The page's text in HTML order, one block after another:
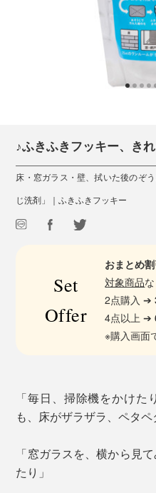
♪ふきふきフッキー、き
床・窓ガラス・壁、拭いた後のぞ
じ洗剤」｜ふきふきフッキー
Set
Offer
おまとめ
対象商品
2点購入 ➔
4点以上 ➔
※購入画面
「毎日、掃除機をかけ
も、床がザラザラ、ペタペ
「窓ガラスを、横から見
たり」